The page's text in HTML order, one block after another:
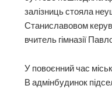
залізниць стояла
Станиславовом
вчитель гімназії
У повоєнний час
В адмінбудинок